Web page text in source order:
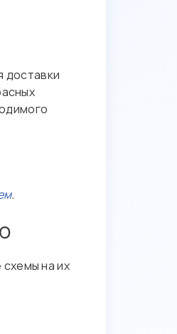
доставки
.
на их